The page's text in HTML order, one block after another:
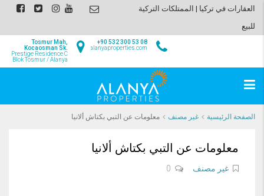
العقارات في تركيا | الممتلكات التركية
للبيع
Tosmur Mah,
Kocaosman Sk.
Prestige Residence C
Blok Tosmur / Alanya
+90 532 300 53 08
info@alanyaproperties.com
الصفحة الرئيسية غير مصنف معلومات عن التبي بكتاش ألانيا
معلومات عن التبي بكتاش ألانيا
غير مصنف